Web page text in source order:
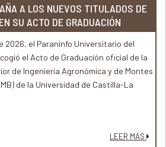
A LOS NUEVOS TITULADOS DE
SU ACTO DE GRADUACIÓN
2026, el Paraninfo Universitario del
el Acto de Graduación oficial de la
de Ingeniería Agronómica y de Montes
de la Universidad de Castilla-La
LEER MÁS